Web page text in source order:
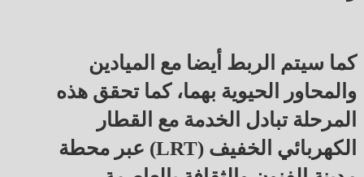
كما سيتم الربط أيضا مع الميادين
والمحاور الحيوية بهما، كما تحقق هذه
المرحلة تبادل الخدمة مع القطار
الكهربائي الخفيف (LRT) عبر محطة